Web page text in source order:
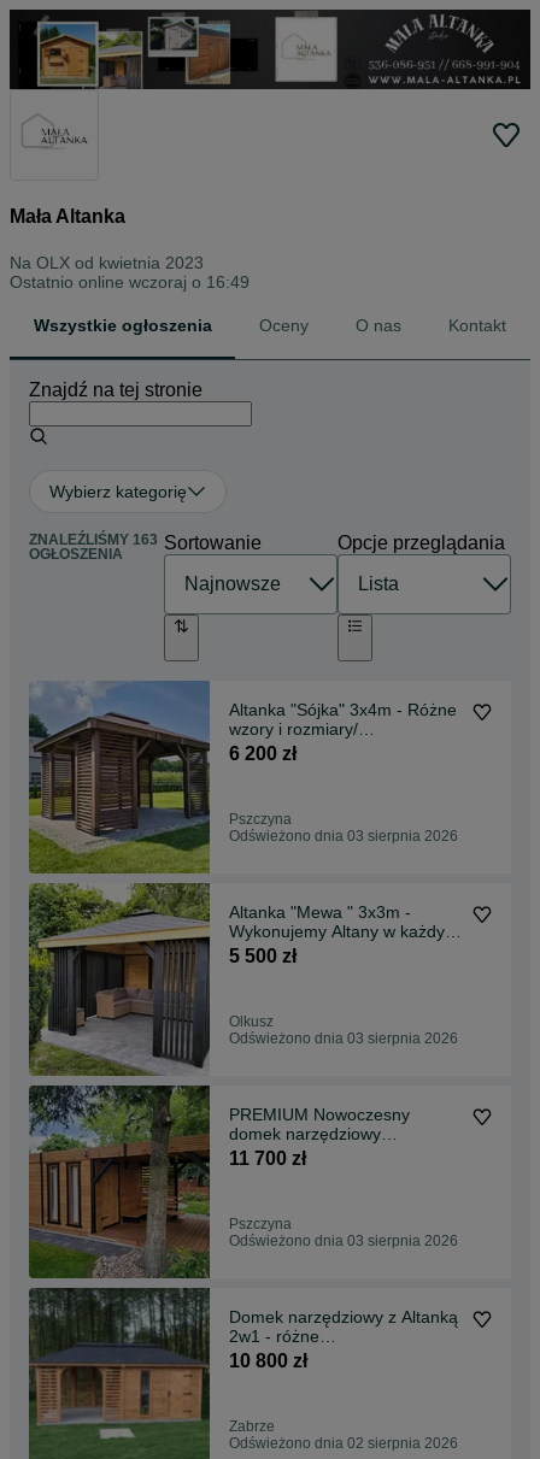
Mała Altanka
Na OLX od kwietnia 2023
Ostatnio online wczoraj o 16:49
Wszystkie ogłoszenia Oceny O nas Kontakt
Znajdź na tej stronie
Wybierz kategorię
ZNALEŹLIŚMY 163
OGŁOSZENIA
Sortowanie Opcje przeglądania
Altanka "Sójka" 3x4m - Różne
wzory i rozmiary/
Domki/Wiaty/Garaże
6 200 zł
Pszczyna
Odświeżono dnia 03 sierpnia 2026
Altanka "Mewa " 3x3m -
Wykonujemy Altany w każdym
rozmiarze.
5 500 zł
Olkusz
Odświeżono dnia 03 sierpnia 2026
PREMIUM Nowoczesny
domek narzędziowy
"Bocian"/Altanka/Altana
11 700 zł
Pszczyna
Odświeżono dnia 03 sierpnia 2026
Domek narzędziowy z Altanką
2w1 - różne
rozmiary/Altana/Wiata/Garaż
10 800 zł
Zabrze
Odświeżono dnia 02 sierpnia 2026